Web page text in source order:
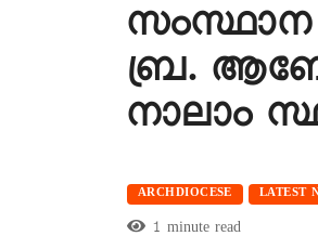
സംസ്ഥാന
ബ്ര.
നാലാം
ARCHDIOCESE LATEST
1 minute read